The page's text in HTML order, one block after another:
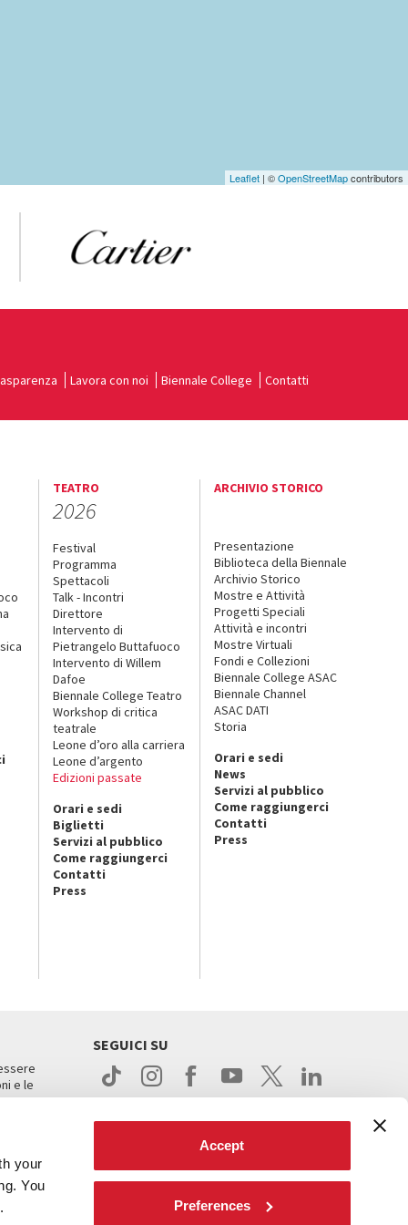
your
You
Accept
Preferences
Leaflet | ©OpenStreetMapcontributors
Lavora con noi Biennale College Contatti
TEATRO
2026
Festival
Programma
Spettacoli
Talk - Incontri
Direttore
Intervento di
Pietrangelo Buttafuoco
Intervento di Willem
Dafoe
Biennale College Teatro
Workshop di critica
teatrale
Leone d’oro alla carriera
Leone d’argento
Edizioni passate
Orari e sedi
Biglietti
Servizi al pubblico
Come raggiungerci
Contatti
Press
ARCHIVIO STORICO
Presentazione
Biblioteca della Biennale
Archivio Storico
Mostre e Attività
Progetti Speciali
Attività e incontri
Mostre Virtuali
Fondi e Collezioni
Biennale College ASAC
Biennale Channel
ASAC DATI
Storia
Orari e sedi
News
Servizi al pubblico
Come raggiungerci
Contatti
Press
e le
SEGUICI SU